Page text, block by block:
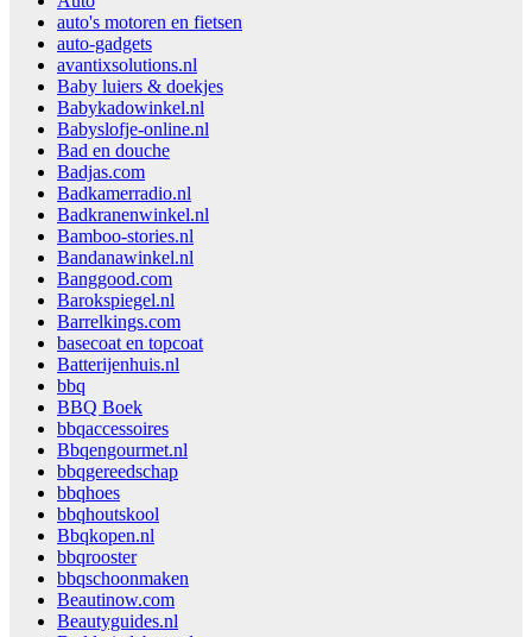
auto's motoren en fietsen
auto-gadgets
avantixsolutions.nl
Baby luiers & doekjes
Babykadowinkel.nl
Babyslofje-online.nl
Bad en douche
Badjas.com
Badkamerradio.nl
Badkranenwinkel.nl
Bamboo-stories.nl
Bandanawinkel.nl
Banggood.com
Barokspiegel.nl
Barrelkings.com
basecoat en topcoat
Batterijenhuis.nl
bbq
BBQ Boek
bbqaccessoires
Bbqengourmet.nl
bbqgereedschap
bbqhoes
bbqhoutskool
Bbqkopen.nl
bbqrooster
bbqschoonmaken
Beautinow.com
Beautyguides.nl